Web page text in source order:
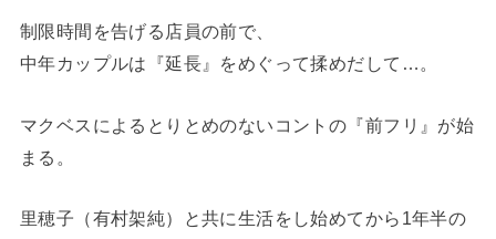
制限時間を告げる店員の前で、
中年カップルは『延長』をめぐって揉めだして…。
マクベスによるとりとめのないコントの『前フリ』が始
まる。
里穂子（有村架純）と共に生活をし始めてから1年半の